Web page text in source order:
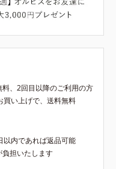
、2回目以降のご利用の方
買い上げで、送料無料
以内であれば返品可能
担いたします